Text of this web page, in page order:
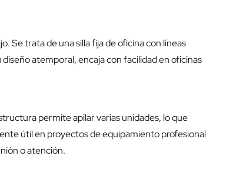
Se trata de una silla fija de oficina con líneas
atemporal, encaja con facilidad en oficinas
permite apilar varias unidades, lo que
útil en proyectos de equipamiento profesional
o atención.